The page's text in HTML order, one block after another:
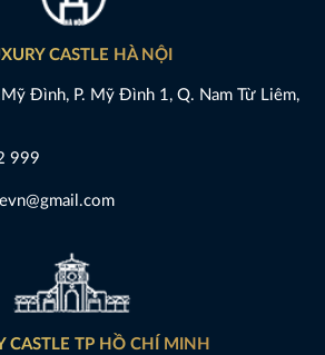
CASTLE HÀ NỘI
Đình, P. Mỹ Đình 1, Q. Nam Từ Liêm,
999
CASTLE TP HỒ CHÍ MINH